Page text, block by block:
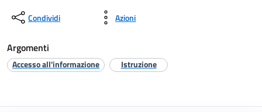
Condividi Azioni
Argomenti
Accesso all'informazione Istruzione